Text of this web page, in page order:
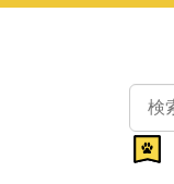
検
索